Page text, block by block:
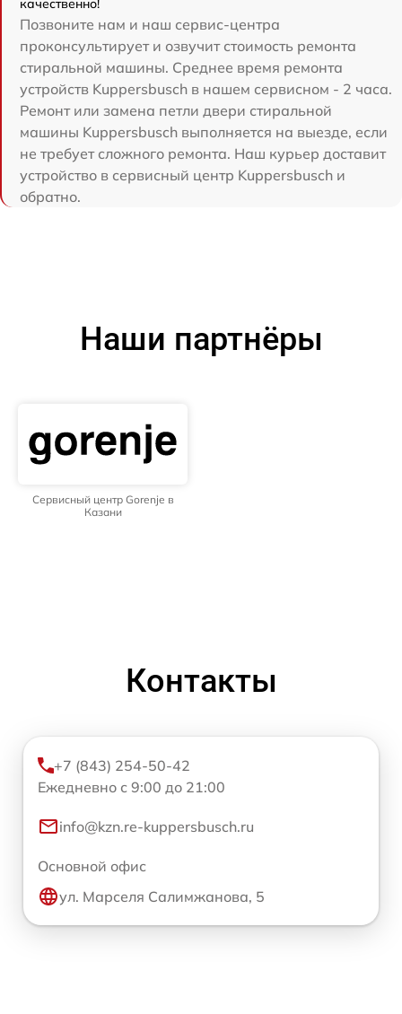
качественно!
Позвоните нам и наш сервис-центра
проконсультирует и озвучит стоимость ремонта
стиральной машины. Среднее время ремонта
устройств Kuppersbusch в нашем сервисном - 2 часа.
Ремонт или замена петли двери стиральной
машины Kuppersbusch выполняется на выезде, если
не требует сложного ремонта. Наш курьер доставит
устройство в сервисный центр Kuppersbusch и
обратно.
Наши партнёры
Сервисный центр Gorenje в
Казани
Контакты
+7 (843) 254-50-42
Ежедневно с 9:00 до 21:00
info@kzn.re-kuppersbusch.ru
Основной офис
ул. Марселя Салимжанова, 5